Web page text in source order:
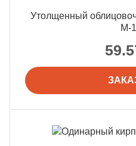
Утолщенный
М-